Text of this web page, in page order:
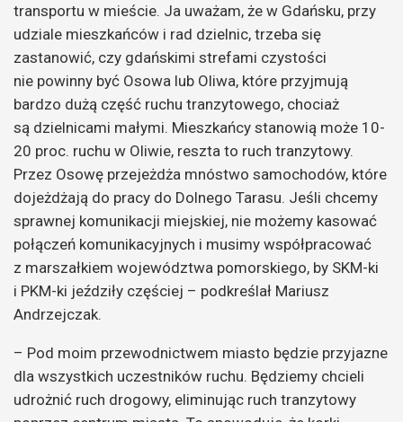
transportu w mieście. Ja uważam, że w Gdańsku, przy
udziale mieszkańców i rad dzielnic, trzeba się
zastanowić, czy gdańskimi strefami czystości
nie powinny być Osowa lub Oliwa, które przyjmują
bardzo dużą część ruchu tranzytowego, chociaż
są dzielnicami małymi. Mieszkańcy stanowią może 10-
20 proc. ruchu w Oliwie, reszta to ruch tranzytowy.
Przez Osowę przejeżdża mnóstwo samochodów, które
dojeżdżają do pracy do Dolnego Tarasu. Jeśli chcemy
sprawnej komunikacji miejskiej, nie możemy kasować
połączeń komunikacyjnych i musimy współpracować
z marszałkiem województwa pomorskiego, by SKM-ki
i PKM-ki jeździły częściej – podkreślał Mariusz
Andrzejczak.
– Pod moim przewodnictwem miasto będzie przyjazne
dla wszystkich uczestników ruchu. Będziemy chcieli
udrożnić ruch drogowy, eliminując ruch tranzytowy